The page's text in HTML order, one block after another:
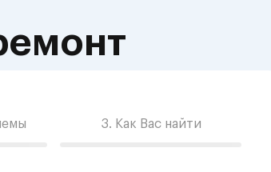
3. Как Вас найти